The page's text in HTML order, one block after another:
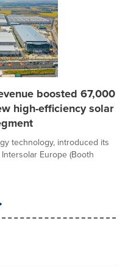
boosted 67,000
high-efficiency solar
technology, introduced its
Europe (Booth